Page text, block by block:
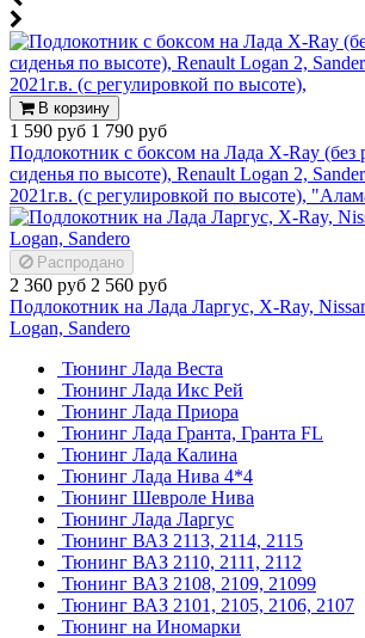
В корзину
1 590 руб 1 790 руб
Подлокотник с боксом на Лада X-Ray (без
сиденья по высоте), Renault Logan 2,
2021г.в. (с регулировкой по высоте),
Распродано
2 360 руб 2 560 руб
Подлокотник на Лада Ларгус, X-Ray,
Logan, Sandero
Тюнинг Лада Веста
Тюнинг Лада Икс Рей
Тюнинг Лада Приора
Тюнинг Лада Гранта, Гранта FL
Тюнинг Лада Калина
Тюнинг Лада Нива 4*4
Тюнинг Шевроле Нива
Тюнинг Лада Ларгус
Тюнинг ВАЗ 2113, 2114, 2115
Тюнинг ВАЗ 2110, 2111, 2112
Тюнинг ВАЗ 2108, 2109, 21099
Тюнинг ВАЗ 2101, 2105, 2106, 2107
Тюнинг на Иномарки